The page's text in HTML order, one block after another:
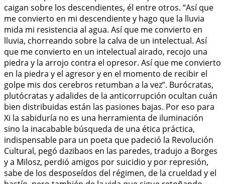
caigan sobre los descendientes, él entre otros. “Así que
me convierto en mi descendiente y hago que la lluvia
mida mi resistencia al agua. Así que me convierto en
lluvia, chorreando sobre la calva de un intelectual. Así
que me convierto en un intelectual airado, recojo una
piedra y la arrojo contra el opresor. Así que me convierto
en la piedra y el agresor y en el momento de recibir el
golpe mis dos cerebros retumban a la vez”. Burócratas,
plutócratas y adalides de la anticorrupción ocultan cuán
bien distribuidas están las pasiones bajas. Por eso para
Xi la sabiduría no es una herramienta de iluminación
sino la inacabable búsqueda de una ética práctica,
indispensable para un poeta que padeció la Revolución
Cultural, pegó dazibaos en las paredes, tradujo a Borges
y a Milosz, perdió amigos por suicidio y por represión,
sabe de los desposeídos del régimen, de la crueldad y el